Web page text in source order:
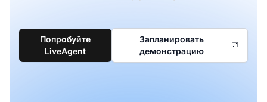
Попробуйте
LiveAgent
Запланировать
демонстрацию